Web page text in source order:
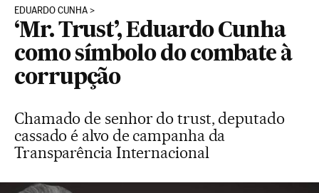
EDUARDO CUNHA
‘Mr. Trust’, Eduardo Cunha
como símbolo do combate à
corrupção
Chamado de senhor do trust, deputado
cassado é alvo de campanha da
Transparência Internacional